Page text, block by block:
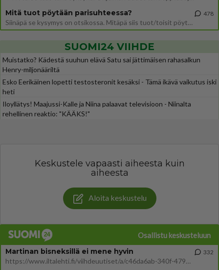
Mitä tuot pöytään parisuhteessa?
Siinäpä se kysymys on otsikossa. Mitäpä siis tuot/toisit pöytään parisuhteessa? Oletko mies vai nainen? Koetko sen mitä
478
SUOMI24 VIIHDE
Muistatko? Kädestä suuhun elävä Satu sai jättimäisen rahasalkun
Henry-miljonääriltä
Esko Eerikäinen lopetti testosteronit kesäksi - Tämä ikävä vaikutus iski
heti
Iloyllätys! Maajussi-Kalle ja Niina palaavat televisioon - Niinalta
rehellinen reaktio: "KÄÄKS!"
Keskustele vapaasti aiheesta kuin
aiheesta
Aloita keskustelu
Osallistu keskusteluun
Martinan bisneksillä ei mene hyvin
https://www.iltalehti.fi/viihdeuutiset/a/c46da6ab-340f-4790-aaa7-0865eed2336 Yrityksen konkurssihakemus on tullut kärä
332